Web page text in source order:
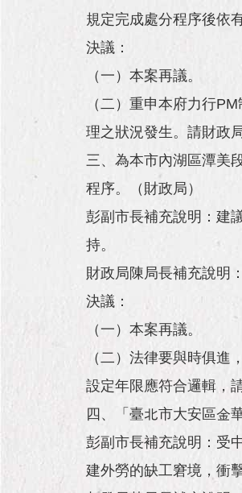
規定完成處分程序後依
決議：
（一）本案再議。
（二）重申本府力行
理之狀況發生。請財政
三、為本市內湖區潭美
程序。（財政局）
彭副市長補充說明：建
持。
財政局陳局長補充說明
決議：
（一）本案再議。
（二）法律要與時俱
設定年限應符合邏輯，
四、「臺北市大安區金
彭副市長補充說明：受
建外勞的缺工窘境，衝